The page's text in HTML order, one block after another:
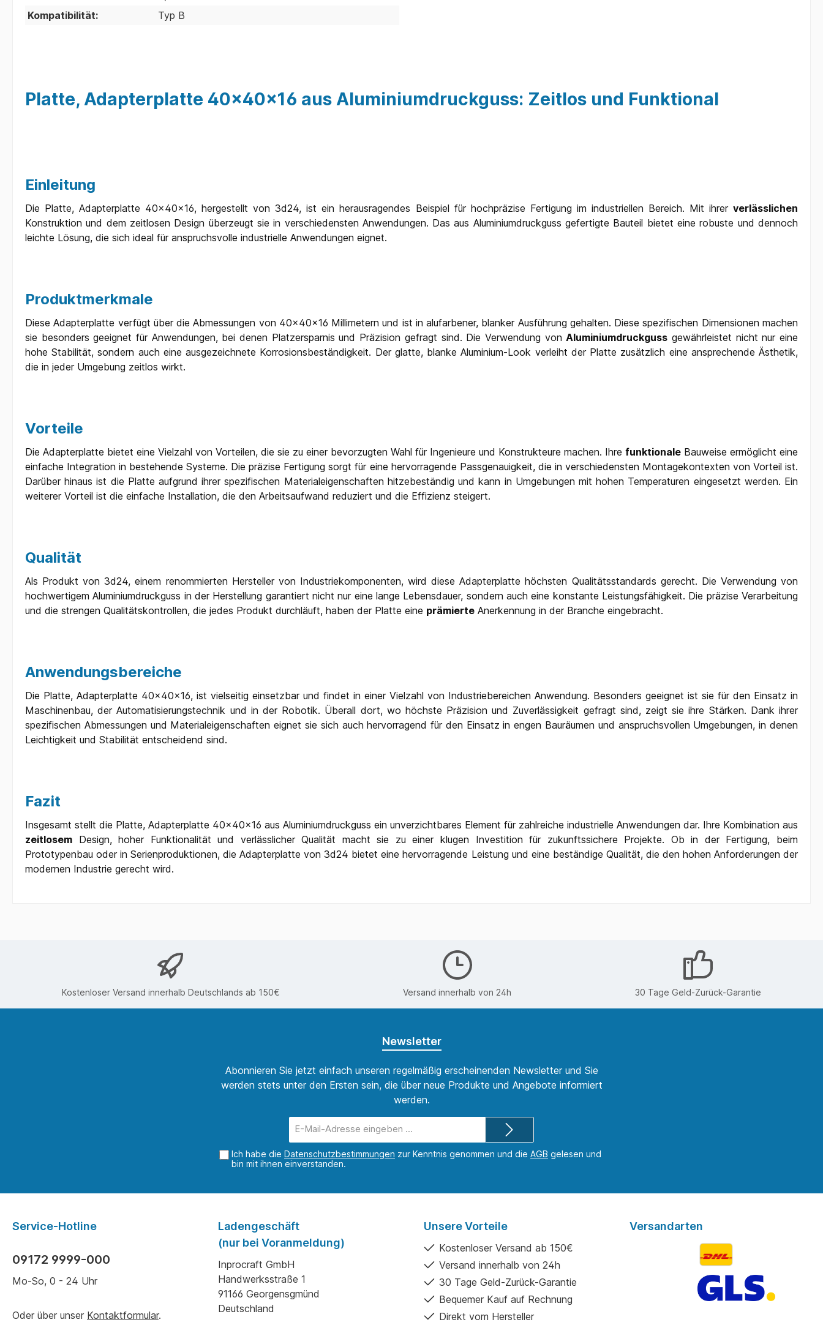
Platte, Adapterplatte 40x40x16 aus Aluminiumdruckguss: Zeitlos und Funktional
Einleitung
Die Platte, Adapterplatte 40x40x16, hergestellt von 3d24, ist ein herausragendes Beispiel für hochpräzise Fertigung im industriellen Bereich. Mit ihrer verlässlichen
Konstruktion und dem zeitlosen Design überzeugt sie in verschiedensten Anwendungen. Das aus Aluminiumdruckguss gefertigte Bauteil bietet eine robuste und dennoch
leichte Lösung, die sich ideal für anspruchsvolle industrielle Anwendungen eignet.
Produktmerkmale
Diese Adapterplatte verfügt über die Abmessungen von 40x40x16 Millimetern und ist in alufarbener, blanker Ausführung gehalten. Diese spezifischen Dimensionen machen
sie besonders geeignet für Anwendungen, bei denen Platzersparnis und Präzision gefragt sind. Die Verwendung von Aluminiumdruckguss gewährleistet nicht nur eine
hohe Stabilität, sondern auch eine ausgezeichnete Korrosionsbeständigkeit. Der glatte, blanke Aluminium-Look verleiht der Platte zusätzlich eine ansprechende Ästhetik,
die in jeder Umgebung zeitlos wirkt.
Vorteile
Die Adapterplatte bietet eine Vielzahl von Vorteilen, die sie zu einer bevorzugten Wahl für Ingenieure und Konstrukteure machen. Ihre funktionale Bauweise ermöglicht eine
einfache Integration in bestehende Systeme. Die präzise Fertigung sorgt für eine hervorragende Passgenauigkeit, die in verschiedensten Montagekontexten von Vorteil ist.
Darüber hinaus ist die Platte aufgrund ihrer spezifischen Materialeigenschaften hitzebeständig und kann in Umgebungen mit hohen Temperaturen eingesetzt werden. Ein
weiterer Vorteil ist die einfache Installation, die den Arbeitsaufwand reduziert und die Effizienz steigert.
Qualität
Als Produkt von 3d24, einem renommierten Hersteller von Industriekomponenten, wird diese Adapterplatte höchsten Qualitätsstandards gerecht. Die Verwendung von
hochwertigem Aluminiumdruckguss in der Herstellung garantiert nicht nur eine lange Lebensdauer, sondern auch eine konstante Leistungsfähigkeit. Die präzise Verarbeitung
und die strengen Qualitätskontrollen, die jedes Produkt durchläuft, haben der Platte eine prämierte Anerkennung in der Branche eingebracht.
Anwendungsbereiche
Die Platte, Adapterplatte 40x40x16, ist vielseitig einsetzbar und findet in einer Vielzahl von Industriebereichen Anwendung. Besonders geeignet ist sie für den Einsatz in
Maschinenbau, der Automatisierungstechnik und in der Robotik. Überall dort, wo höchste Präzision und Zuverlässigkeit gefragt sind, zeigt sie ihre Stärken. Dank ihrer
spezifischen Abmessungen und Materialeigenschaften eignet sie sich auch hervorragend für den Einsatz in engen Bauräumen und anspruchsvollen Umgebungen, in denen
Leichtigkeit und Stabilität entscheidend sind.
Fazit
Insgesamt stellt die Platte, Adapterplatte 40x40x16 aus Aluminiumdruckguss ein unverzichtbares Element für zahlreiche industrielle Anwendungen dar. Ihre Kombination aus
zeitlosem Design, hoher Funktionalität und verlässlicher Qualität macht sie zu einer klugen Investition für zukunftssichere Projekte. Ob in der Fertigung, beim
Prototypenbau oder in Serienproduktionen, die Adapterplatte von 3d24 bietet eine hervorragende Leistung und eine beständige Qualität, die den hohen Anforderungen der
modernen Industrie gerecht wird.
Kompatibilität:
Typ B
Kostenloser Versand innerhalb Deutschlands ab 150€ Versand innerhalb von 24h 30 Tage Geld-Zurück-Garantie
Newsletter
Abonnieren Sie jetzt einfach unseren regelmäßig erscheinenden Newsletter und Sie
werden stets unter den Ersten sein, die über neue Produkte und Angebote informiert
werden.
Mail-
Adresse*
Ich habe die Datenschutzbestimmungen zur Kenntnis genommen und die AGB gelesen und
bin mit ihnen einverstanden.
Service-Hotline
09172 9999-000
Mo-So, 0 - 24 Uhr
Oder über unser Kontaktformular.
Ladengeschäft
(nur bei Voranmeldung)
Inprocraft GmbH
Handwerksstraße 1
91166 Georgensgmünd
Deutschland
Unsere Vorteile
Kostenloser Versand ab 150€
Versand innerhalb von 24h
30 Tage Geld-Zurück-Garantie
Bequemer Kauf auf Rechnung
Direkt vom Hersteller
Versandarten